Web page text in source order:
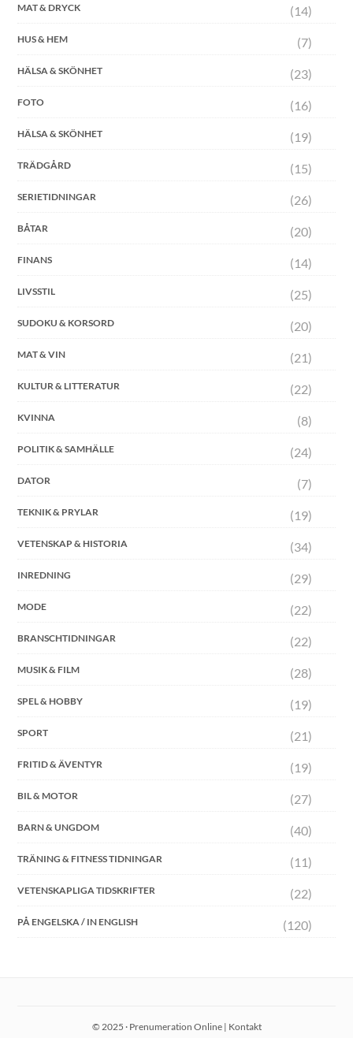
MAT & DRYCK (14)
HUS & HEM (7)
HÄLSA & SKÖNHET (23)
FOTO (16)
HÄLSA & SKÖNHET (19)
TRÄDGÅRD (15)
SERIETIDNINGAR (26)
BÅTAR (20)
FINANS (14)
LIVSSTIL (25)
SUDOKU & KORSORD (20)
MAT & VIN (21)
KULTUR & LITTERATUR (22)
KVINNA (8)
POLITIK & SAMHÄLLE (24)
DATOR (7)
TEKNIK & PRYLAR (19)
VETENSKAP & HISTORIA (34)
INREDNING (29)
MODE (22)
BRANSCHTIDNINGAR (22)
MUSIK & FILM (28)
SPEL & HOBBY (19)
SPORT (21)
FRITID & ÄVENTYR (19)
BIL & MOTOR (27)
BARN & UNGDOM (40)
TRÄNING & FITNESS TIDNINGAR (11)
VETENSKAPLIGA TIDSKRIFTER (22)
PÅ ENGELSKA / IN ENGLISH (120)
© 2025 · Prenumeration Online | Kontakt